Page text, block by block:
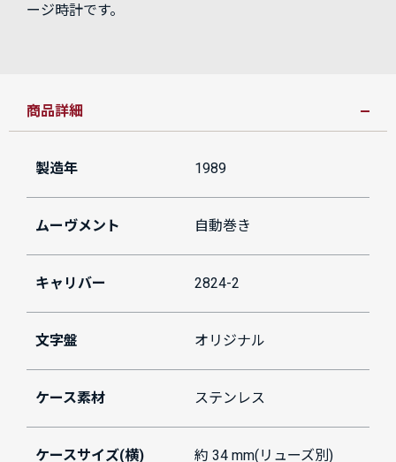
ージ時計です。
商品詳細
製造年 1989
ムーヴメント 自動巻き
キャリバー 2824-2
文字盤 オリジナル
ケース素材 ステンレス
ケースサイズ(横) 約 34 mm(リューズ別)